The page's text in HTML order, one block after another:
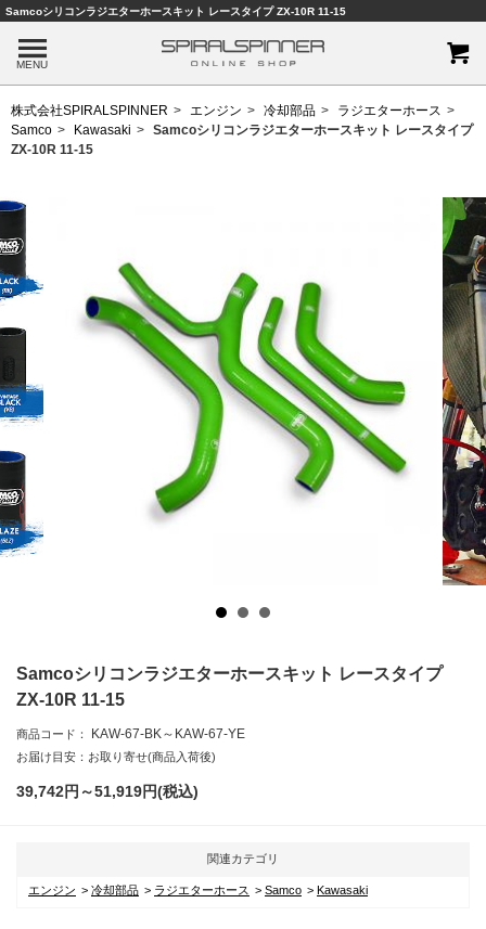
Samcoシリコンラジエターホースキット レースタイプ ZX-10R 11-15
MENU
株式会社SPIRALSPINNER エンジン 冷却部品
ラジエターホース
Samco
Kawasaki
Samcoシリコンラジエターホースキット レースタイプ
ZX-10R 11-15
Samcoシリコンラジエターホースキット レースタイプ
ZX-10R 11-15
商品コード： KAW-67-BK～KAW-67-YE
お届け目安：お取り寄せ(商品入荷後)
39,742円～51,919円(税込)
関連カテゴリ
エンジン 冷却部品 ラジエターホース Samco Kawasaki